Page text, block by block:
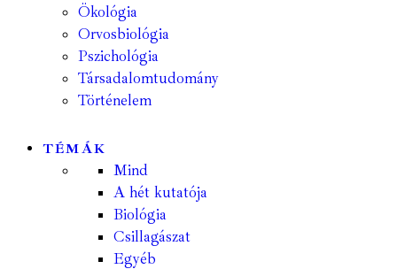
Ökológia
Orvosbiológia
Pszichológia
Társadalomtudomány
Történelem
TÉMÁK
Mind
A hét kutatója
Biológia
Csillagászat
Egyéb